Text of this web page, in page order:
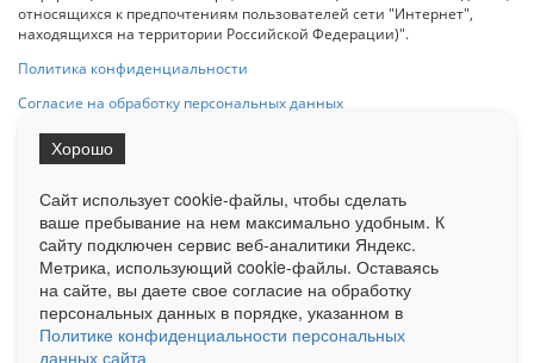
относящихся к предпочтениям пользователей сети "Интернет",
находящихся на территории Российской Федерации)".
Политика конфиденциальности
Согласие на обработку персональных данных
на Сетевое издание «ОрелТаймс» обязательна.
Ограниченная статистика посещаемости доступна на сайте
Liveinternet.ru . Подробная статистика для рекламодателей по запросу
у менеджера.
Реклама Документы О нас Контакты
Сайт использует cookie-файлы, чтобы сделать
ваше пребывание на нем максимально удобным. К
cайту подключен сервис веб-аналитики Яндекс.
Метрика, использующий cookie-файлы. Оставаясь
на сайте, вы даете свое согласие на обработку
персональных данных в порядке, указанном в
Политике конфиденциальности персональных
данных сайта
Хорошо